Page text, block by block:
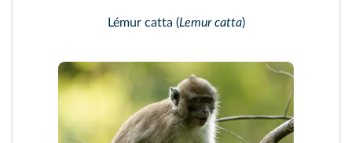
Lémur catta (Lemur catta)